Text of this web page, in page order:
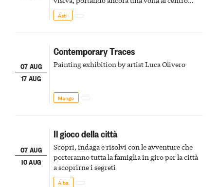
della scena le meraviglie del passato astigiano
Asti
07 AUG
17 AUG
Contemporary Traces
Painting exhibition by artist Luca Olivero
Mango
07 AUG
10 AUG
Il gioco della città
Scopri, indaga e risolvi con le avventure che
porteranno tutta la famiglia in giro per la città
a scoprirne i segreti
Alba